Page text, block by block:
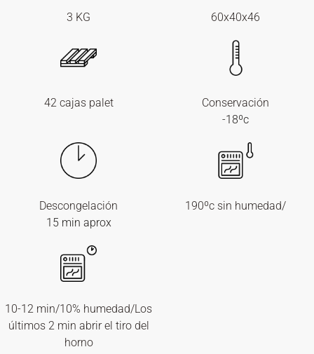
3 KG 60x40x46
42 cajas palet
Conservación
-18ºc
Descongelación
15 min aprox
190ºc sin humedad/
10-12 min/10% humedad/Los
últimos 2 min abrir el tiro del
horno